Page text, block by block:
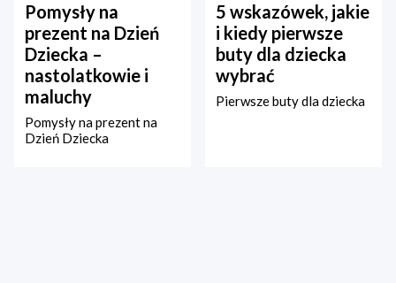
Pomysły na
prezent na Dzień
Dziecka –
nastolatkowie i
maluchy
Pomysły na prezent na
Dzień Dziecka
5 wskazówek, jakie
i kiedy pierwsze
buty dla dziecka
wybrać
Pierwsze buty dla dziecka